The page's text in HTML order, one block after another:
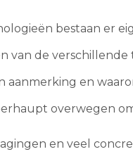
bestaan er
van de verschillende
aanmerking en
overwegen
en veel